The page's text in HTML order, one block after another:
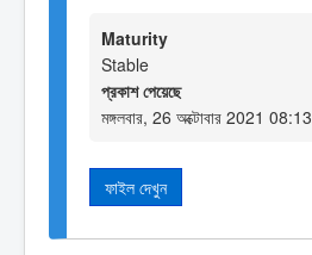
Maturity
Stable
প্রকাশ পেয়েছে
মঙ্গলবার, 26 অক্টোবার 2021 08:13
ফাইল দেখুন